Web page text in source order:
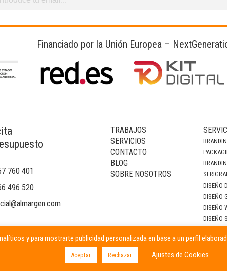
Financiado por la Unión Europea –
760 401
496 520
TRABAJOS
SERVICIOS
CONTACTO
BLOG
SOBRE NOSOTROS
DISEÑO
DISEÑO
DISEÑO
DISEÑO
y para mostrarte publicidad personalizada en base a un perfil
Aceptar Rechazar Ajustes de Cookies